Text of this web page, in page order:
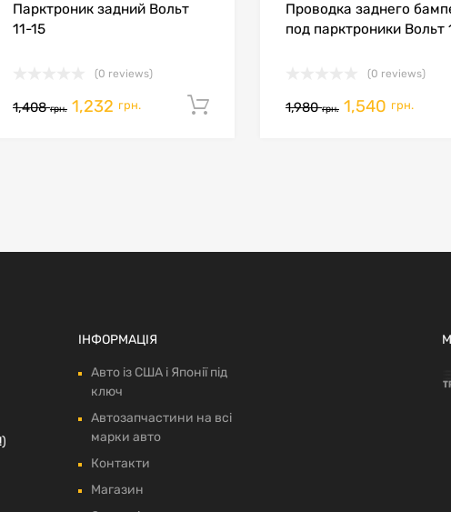
в кошик
Парктроник задний Вольт
11-15
(0 reviews)
1,408грн. 1,232 грн. Додати в кошик
Проводка заднего
под парктроники Вольт
(0 reviews)
1,980грн. 1,540 грн.
ІНФОРМАЦІЯ
Авто із США і Японії під
ключ
Автозапчастини на всі
марки авто
Контакти
Магазин